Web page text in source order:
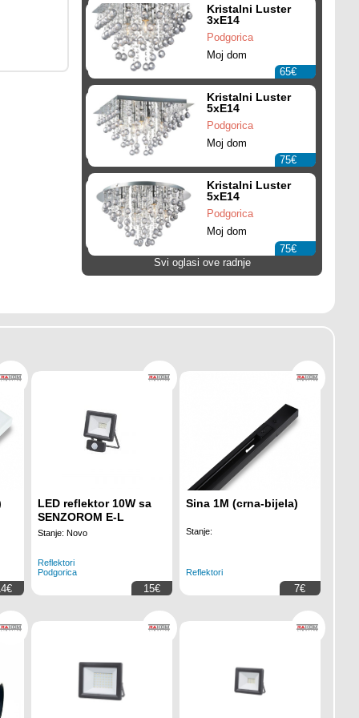
Kristalni Luster
3xE14
Podgorica
Moj dom
65€
Kristalni Luster
5xE14
Podgorica
Moj dom
75€
Kristalni Luster
5xE14
Podgorica
Moj dom
75€
Svi oglasi ove radnje
LED reflektor 10W sa
SENZOROM E-L
Stanje: Novo
Reflektori
Podgorica
15€
Sina 1M (crna-bijela)
Stanje:
Reflektori
7€